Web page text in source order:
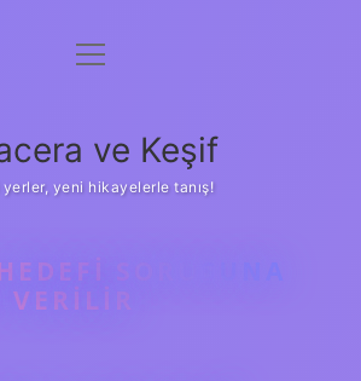
Anasayfa
Yasal Uyarı
menüyü
ve Keşif
yerler, yeni hikayelerle tanış!
SORUSUNA
VERILIR